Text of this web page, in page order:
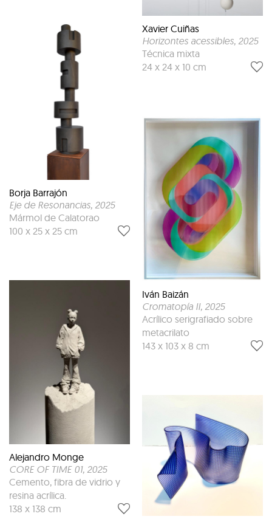
Borja Barrajón
Eje de Resonancias, 2025
Mármol de Calatorao
100 x 25 x 25 cm
Alejandro Monge
CORE OF TIME 01, 2025
Cemento, fibra de vidrio y
resina acrílica.
138 x 138 cm
Xavier Cuiñas
Horizontes acessibles, 2025
Técnica mixta
24 x 24 x 10 cm
Iván Baizán
Cromatopía II, 2025
Acrílico serigrafiado sobre
metacrilato
143 x 103 x 8 cm